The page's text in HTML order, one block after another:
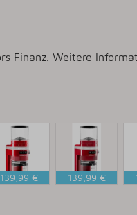
Finanz. Weitere
139,99 € 139,99 €